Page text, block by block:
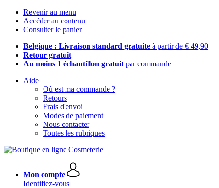
Revenir au menu
Accéder au contenu
Consulter le panier
Belgique : Livraison standard gratuite à partir de € 49,90
Retour gratuit
Au moins 1 échantillon gratuit par commande
Aide
Où est ma commande ?
Retours
Frais d'envoi
Modes de paiement
Nous contacter
Toutes les rubriques
Mon compte
Identifiez-vous